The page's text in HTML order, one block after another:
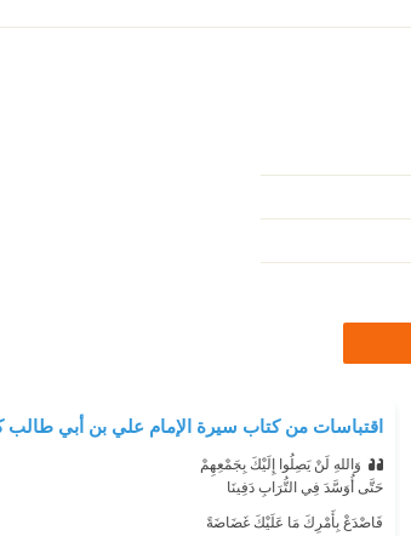
اقتباسات من كتاب سيرة الإمام علي بن أبي طالب
وَاللهِ لَنْ يَصِلُوا إِلَيْكَ بِجَمْعِهِمْ
⁠‫حَتَّى أُوَسَّدَ فِي التُّرَابِ دَفِينَا
⁠‫فَاصْدَعْ بِأَمْرِكَ مَا عَلَيْكَ غَضَاضَةً